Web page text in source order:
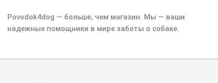
Povodok4dog — больше, чем магазин. Мы — ваши
надежные помощники в мире заботы о собаке.